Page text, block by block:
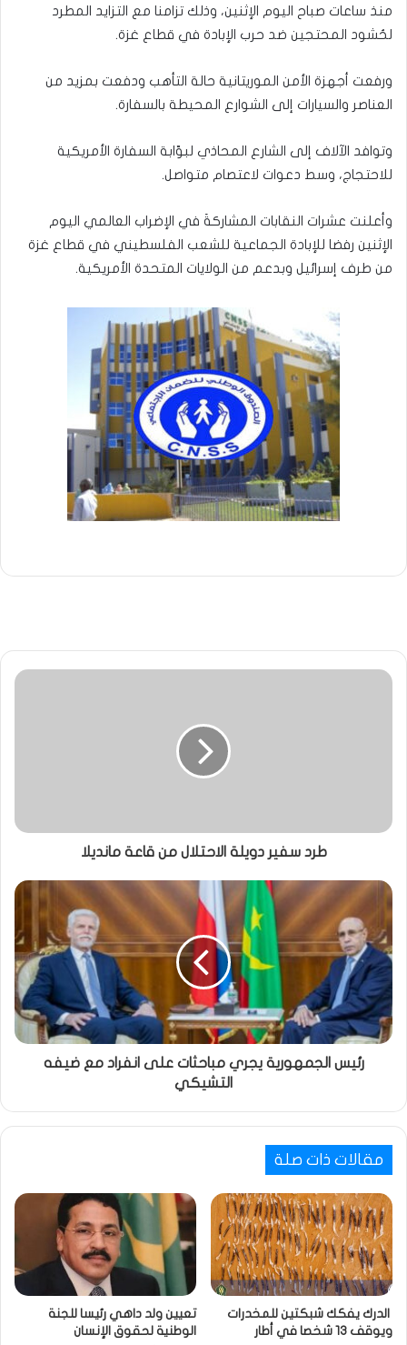
منذ ساعات صباح اليوم الإثنين، وذلك تزامنا مع التزايد المطرد
لحُشود المحتجين ضد حرب الإبادة في قطاع غزة.
ورفعت أجهزة الأمن الموريتانية حالة التأهب ودفعت بمزيد من
العناصر والسيارات إلى الشوارع المحيطة بالسفارة.
وتوافد الآلاف إلى الشارع المحاذي لبوّابة السفارة الأمريكية
للاحتجاج، وسط دعوات لاعتصام متواصل.
وأعلنت عشرات النقابات المشاركةَ في الإضراب العالمي اليوم
الإثنين رفضا للإبادة الجماعية للشعب الفلسطيني في قطاع غزة
من طرف إسرائيل وبدعم من الولايات المتحدة الأمريكية.
طرد سفير دويلة الاحتلال من قاعة مانديلا
رئيس الجمهورية يجري مباحثات على انفراد مع ضيفه
التشيكي
مقالات ذات صلة
الدرك يفكك شبكتين للمخدرات
ويوقف 13 شخصا في أطار
تعيين ولد داهي رئيسا للجنة
الوطنية لحقوق الإنسان